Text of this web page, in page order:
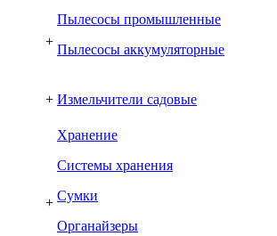
+
Пылесосы промышленные
Пылесосы аккумуляторные
+ Измельчители садовые
+
Хранение
Системы хранения
Сумки
Органайзеры